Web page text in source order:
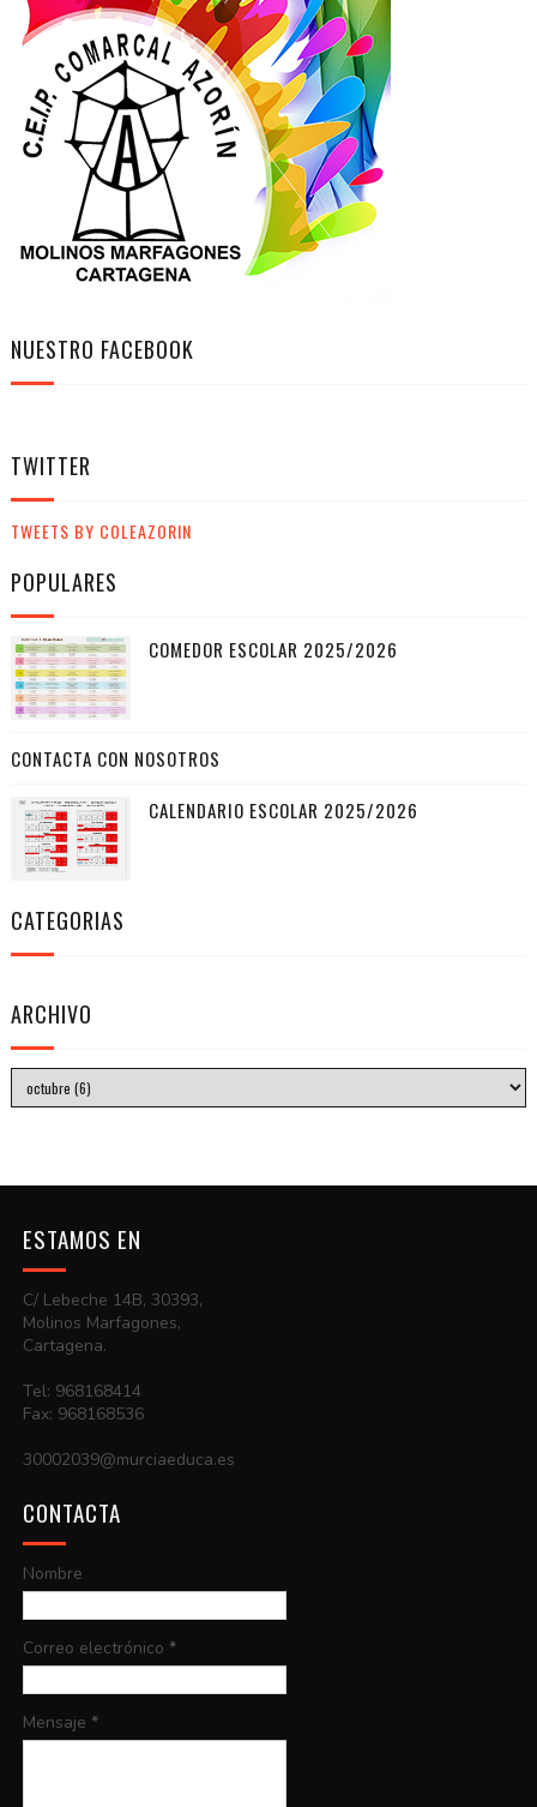
NUESTRO FACEBOOK
TWITTER
TWEETS BY COLEAZORIN
POPULARES
COMEDOR ESCOLAR 2025/2026
CONTACTA CON NOSOTROS
CALENDARIO ESCOLAR 2025/2026
CATEGORIAS
ARCHIVO
ESTAMOS EN
C/ Lebeche 14B, 30393,
Molinos Marfagones,
Cartagena.
Tel: 968168414
Fax: 968168536
30002039@murciaeduca.es
CONTACTA
Nombre
Correo electrónico *
Mensaje *